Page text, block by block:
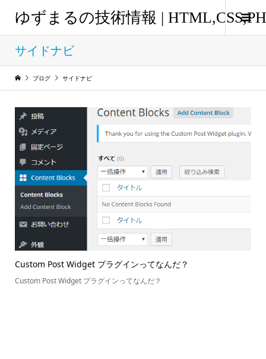
ゆずまるの技術情報 |
サイドナビ
ブログ サイドナビ
Custom Post Widget プラグインってなんだ？
Custom Post Widget プラグインってなんだ？